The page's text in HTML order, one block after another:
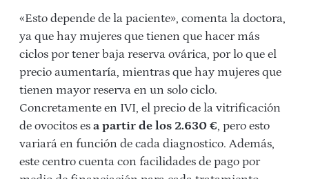
«Esto depende de la paciente», comenta la doctora,
ya que hay mujeres que tienen que hacer más
ciclos por tener baja reserva ovárica, por lo que el
precio aumentaría, mientras que hay mujeres que
tienen mayor reserva en un solo ciclo.
Concretamente en IVI, el precio de la vitrificación
de ovocitos es a partir de los 2.630 €, pero esto
variará en función de cada diagnostico. Además,
este centro cuenta con facilidades de pago por